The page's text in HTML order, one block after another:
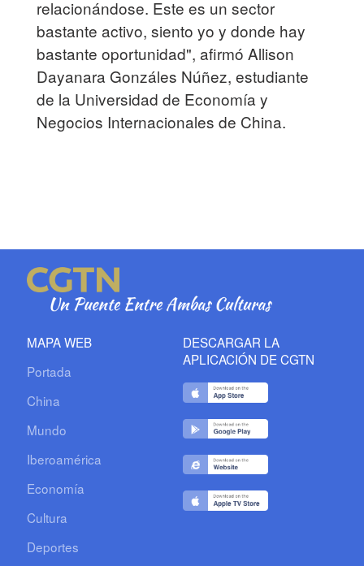
relacionándose. Este es un sector
bastante activo, siento yo y donde hay
bastante oportunidad", afirmó Allison
Dayanara Gonzáles Núñez, estudiante
de la Universidad de Economía y
Negocios Internacionales de China.
MAPA WEB
Portada
China
Mundo
Iberoamérica
Economía
Cultura
Deportes
DESCARGAR LA
APLICACIÓN DE CGTN